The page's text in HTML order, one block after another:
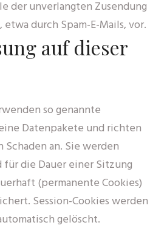
der unverlangten Zusendung
durch Spam-E-Mails, vor.
auf dieser
so genannte
Datenpakete und richten
an. Sie werden
die Dauer einer Sitzung
(permanente Cookies)
Session-Cookies werden
gelöscht.